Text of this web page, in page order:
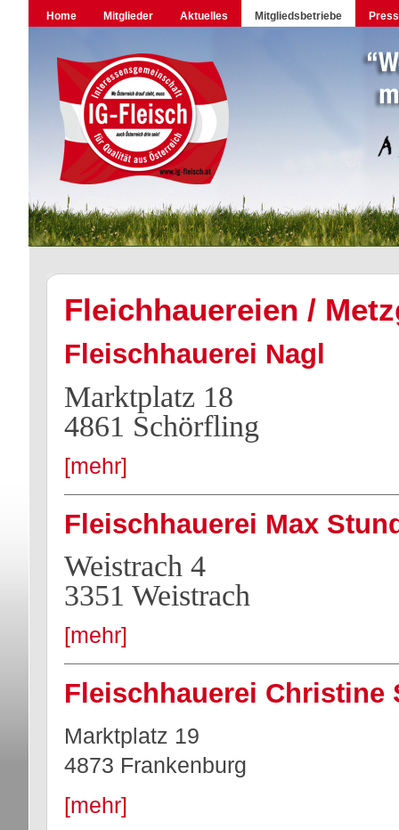
Home Mitglieder Aktuelles Mitgliedsbetriebe
Fleichhauereien /
Fleischhauerei Nagl
Marktplatz 18
4861 Schörfling
[mehr]
Fleischhauerei Max
Weistrach 4
3351 Weistrach
[mehr]
Fleischhauerei Christine
Marktplatz 19
4873 Frankenburg
[mehr]